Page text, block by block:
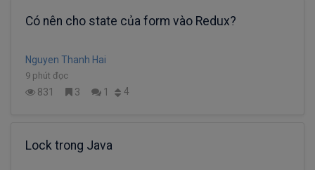
Có nên cho state của form vào Redux?
Nguyen Thanh Hai
9 phút đọc
831 3 1 4
Lock trong Java